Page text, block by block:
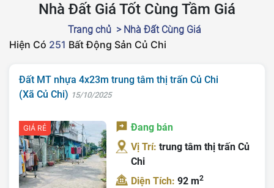
Nhà Đất Giá Tốt Cùng Tầm Giá
Trang chủ > Nhà Đất Cùng Giá
Hiện Có 251 Bất Động Sản Củ Chi
Đất MT nhựa 4x23m trung tâm thị trấn Củ Chi
(Xã Củ Chi) 15/10/2025
GIÁ RẺ
Đang bán
Vị Trí:trung tâm thị trấn Củ
Chi
Diện Tích:92 m2